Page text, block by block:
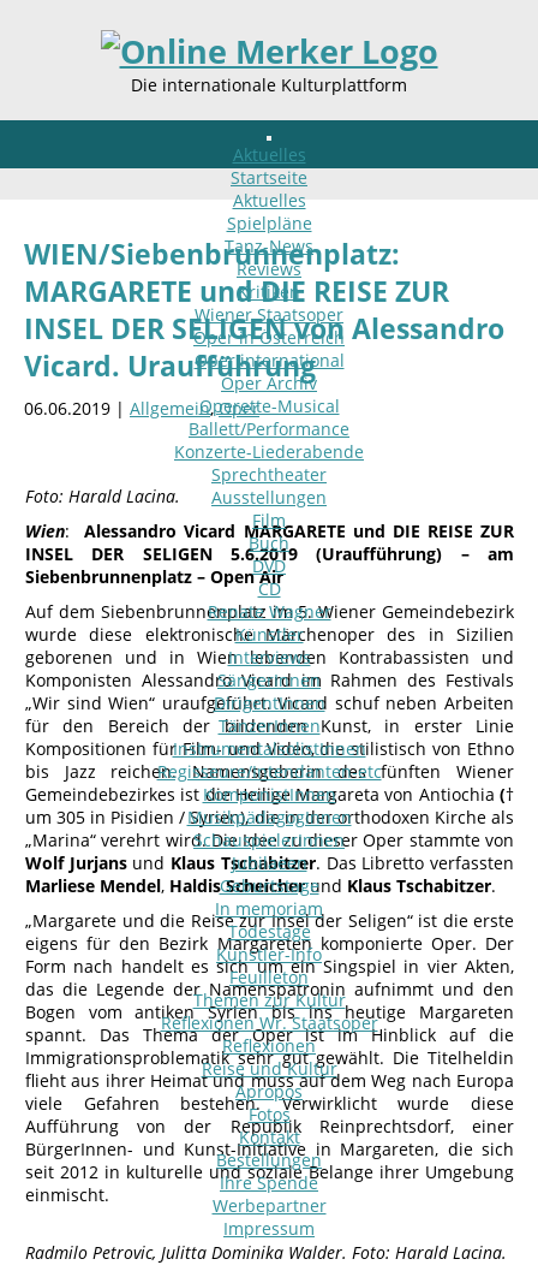
Die internationale Kulturplattform
Aktuelles
Startseite
Aktuelles
Spielpläne
Tanz-News
Reviews
Kritiken
Wiener Staatsoper
Oper in Österreich
Oper international
Oper Archiv
Operette-Musical
Ballett/Performance
Konzerte-Liederabende
Sprechtheater
Ausstellungen
Film
Buch
DVD
CD
Renate Wagner
Künstler
Interviews
SängerInnen
DirigentInnen
TänzerInnen
InstrumentalsolistInnen
Regisseure/Intendanten-etc
KomponistInnen
MusikpädagogInnen
SchauspielerInnen
Jubilaeen
Geburtstage
In memoriam
Todestage
Künstler-Info
Feuilleton
Themen zur Kultur
Reflexionen Wr. Staatsoper
Reflexionen
Reise und Kultur
Apropos
Fotos
Kontakt
Bestellungen
Ihre Spende
Werbepartner
Impressum
WIEN/Siebenbrunnenplatz:
MARGARETE und DIE REISE ZUR
INSEL DER SELIGEN von Alessandro
Vicard. Uraufführung
06.06.2019 | Allgemein,Oper
Foto: Harald Lacina.
Wien:Alessandro Vicard MARGARETE und DIE REISE ZUR
INSEL DER SELIGEN5.6.2019 (Uraufführung) – am
Siebenbrunnenplatz – Open Air
Auf dem Siebenbrunnenplatz im 5. Wiener Gemeindebezirk
wurde diese elektronische Märchenoper des in Sizilien
geborenen und in Wien lebenden Kontrabassisten und
Komponisten Alessandro Vicard im Rahmen des Festivals
„Wir sind Wien“ uraufgeführt. Vicard schuf neben Arbeiten
für den Bereich der bildenden Kunst, in erster Linie
Kompositionen für Film- und Video, die stilistisch von Ethno
bis Jazz reichen. Namensgeberin des fünften Wiener
Gemeindebezirkes ist die Heilige Margareta von Antiochia (†
um 305 in Pisidien / Syrien), die in der orthodoxen Kirche als
„Marina“ verehrt wird. Die Idee zu dieser Oper stammte von
Wolf Jurjansund Klaus Tschabitzer. Das Libretto verfassten
Marliese Mendel, Haldis Scheicherund Klaus Tschabitzer.
„Margarete und die Reise zur Insel der Seligen“ ist die erste
eigens für den Bezirk Margareten komponierte Oper. Der
Form nach handelt es sich um ein Singspiel in vier Akten,
das die Legende der Namenspatronin aufnimmt und den
Bogen vom antiken Syrien bis ins heutige Margareten
spannt. Das Thema der Oper ist im Hinblick auf die
Immigrationsproblematik sehr gut gewählt. Die Titelheldin
flieht aus ihrer Heimat und muss auf dem Weg nach Europa
viele Gefahren bestehen. Verwirklicht wurde diese
Aufführung von der Republik Reinprechtsdorf, einer
BürgerInnen- und Kunst-Initiative in Margareten, die sich
seit 2012 in kulturelle und soziale Belange ihrer Umgebung
einmischt.
Radmilo Petrovic, Julitta Dominika Walder. Foto: Harald Lacina.